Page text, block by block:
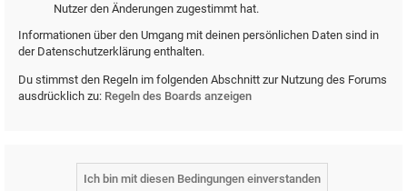
Nutzer den Änderungen zugestimmt hat.
Informationen über den Umgang mit deinen persönlichen Daten sind in
der Datenschutzerklärung enthalten.
Du stimmst den Regeln im folgenden Abschnitt zur Nutzung des Forums
ausdrücklich zu: Regeln des Boards anzeigen